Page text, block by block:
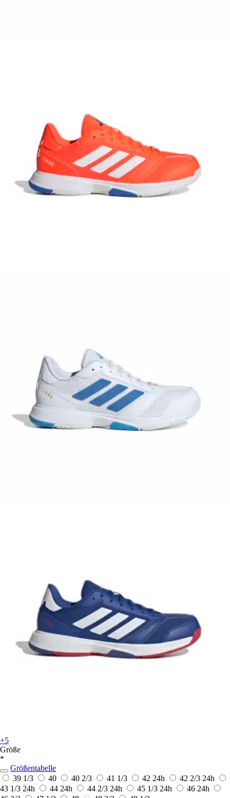
+5
Größe
*
Größentabelle
39 1/3
40 40 2/3 41 1/3 42 24h 42 2/3 24h
43 1/3 24h 44 24h 44 2/3 24h 45 1/3 24h 46 24h